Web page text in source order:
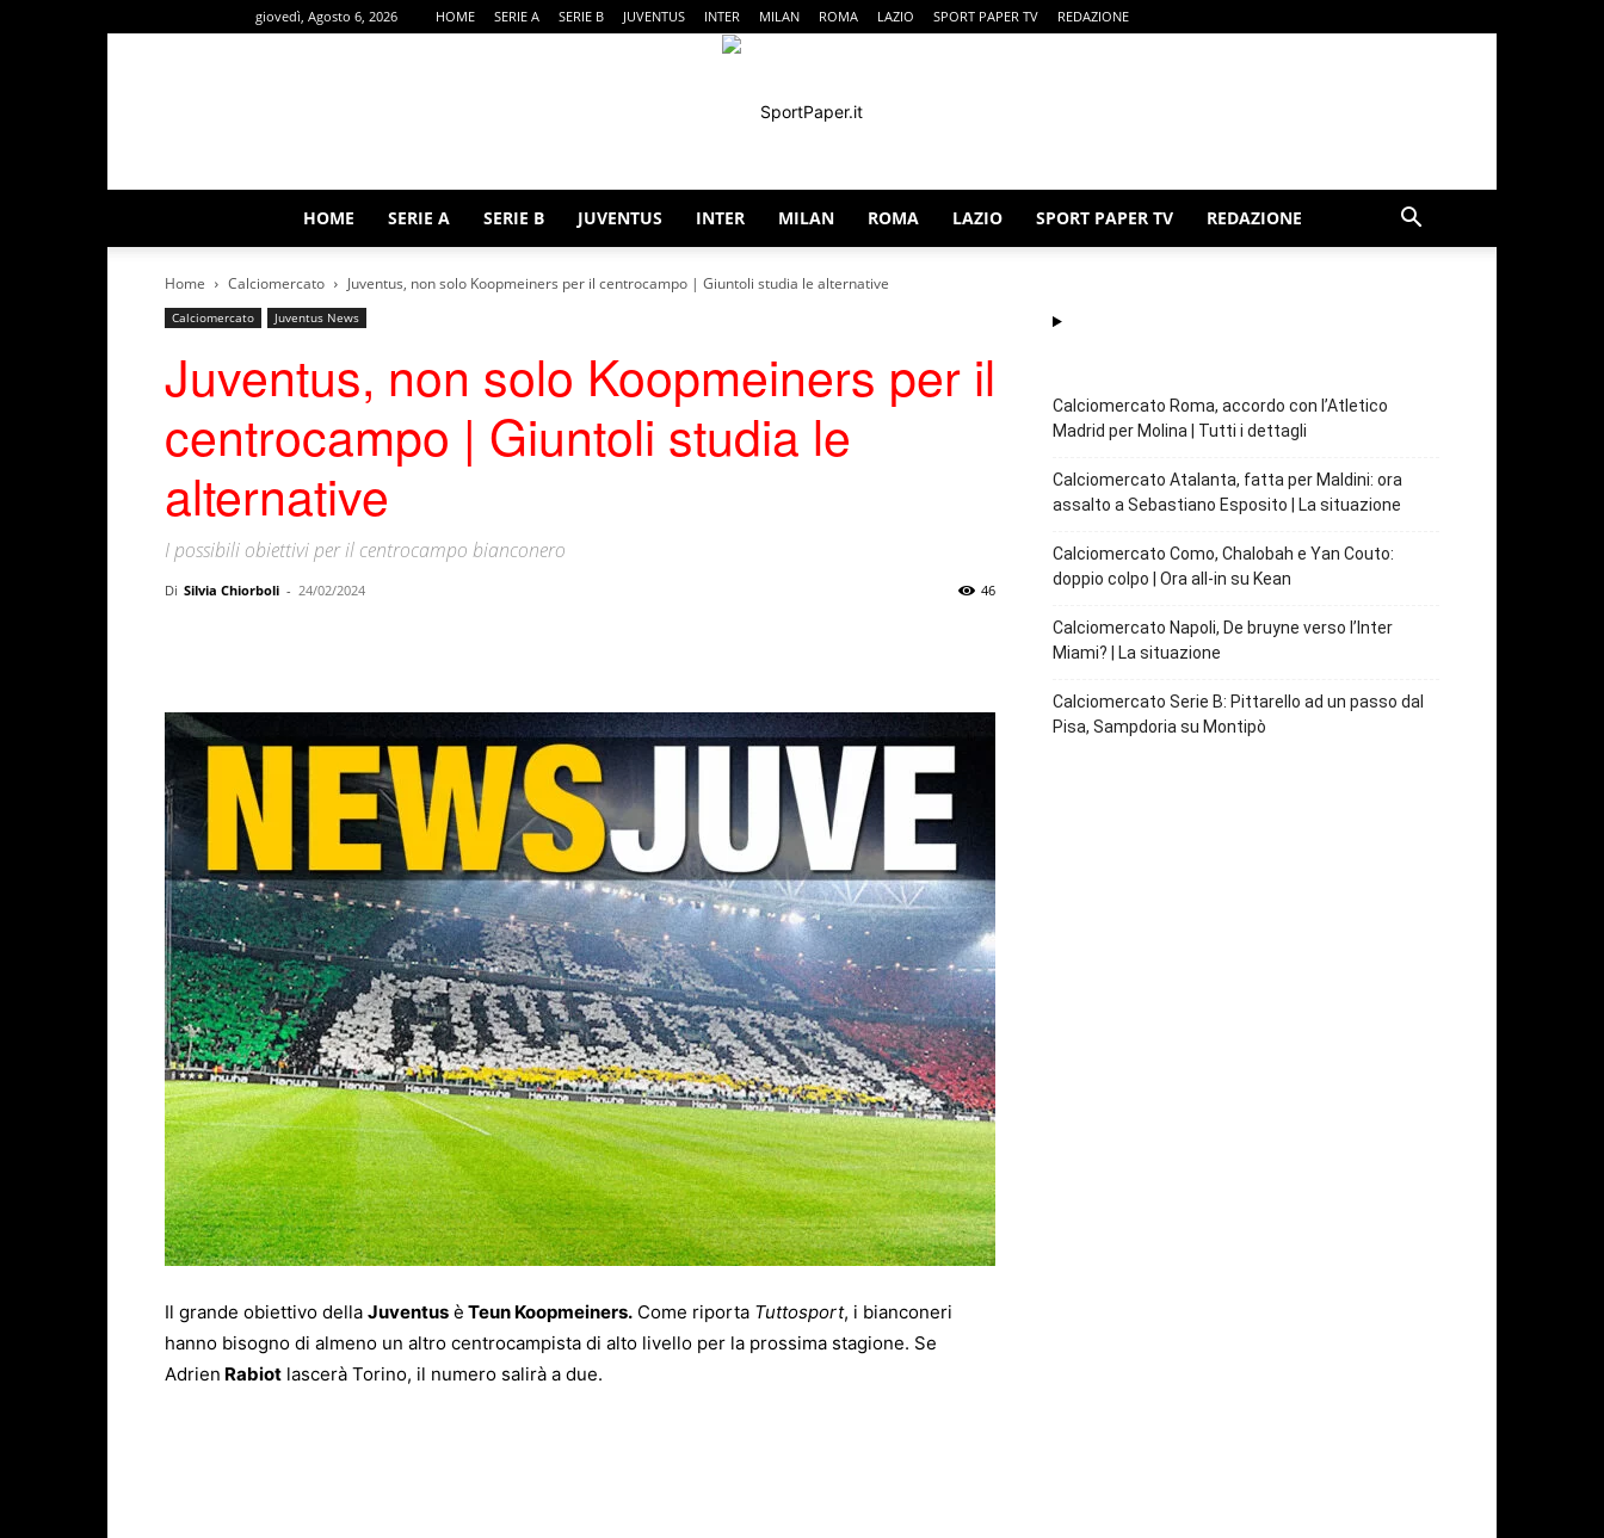
giovedì, Agosto 6, 2026 HOME SERIE A SERIE B JUVENTUS INTER MILAN ROMA LAZIO SPORT PAPER TV REDAZIONE
HOME SERIE A SERIE B JUVENTUS INTER MILAN ROMA LAZIO SPORT PAPER TV REDAZIONE
Home Calciomercato Juventus, non solo Koopmeiners per il centrocampo | Giuntoli studia le alternative
Calciomercato Juventus News
Juventus, non solo Koopmeiners per il
centrocampo | Giuntoli studia le
alternative
I possibili obiettivi per il centrocampo bianconero
Di Silvia Chiorboli - 24/02/2024 46
Il grande obiettivo della Juventus è Teun Koopmeiners. Come riporta Tuttosport, i bianconeri
hanno bisogno di almeno un altro centrocampista di alto livello per la prossima stagione. Se
Adrien Rabiot lascerà Torino, il numero salirà a due.
Calciomercato Roma, accordo con l’Atletico
Madrid per Molina | Tutti i dettagli
Calciomercato Atalanta, fatta per Maldini: ora
assalto a Sebastiano Esposito | La situazione
Calciomercato Como, Chalobah e Yan Couto:
doppio colpo | Ora all-in su Kean
Calciomercato Napoli, De bruyne verso l’Inter
Miami? | La situazione
Calciomercato Serie B: Pittarello ad un passo dal
Pisa, Sampdoria su Montipò